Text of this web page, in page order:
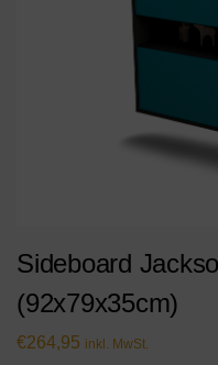
Sideboard
(92x79x35cm)
€264,95 inkl. MwSt.